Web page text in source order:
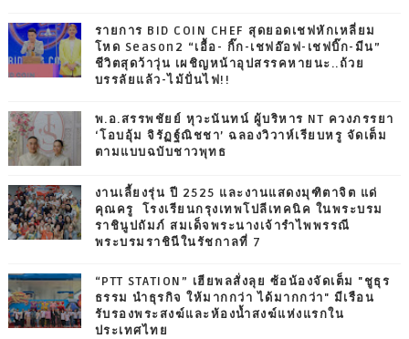
รายการ BID COIN CHEF สุดยอดเชฟหักเหลี่ยม
โหด Season2 “เอื้อ- กิ๊ก-เชฟอ๊อฟ-เชฟบิ๊ก-มีน”
ชีวิตสุดว้าวุ่น เผชิญหน้าอุปสรรคหายนะ..ถ้วย
บรรลัยแล้ว-ไม้ปั่นไฟ!!
พ.อ.สรรพชัยย์ หุวะนันทน์ ผู้บริหาร NT ควงภรรยา
‘โอบอุ้ม จิรัฏฐ์ณิชชา’ ฉลองวิวาห์เรียบหรู จัดเต็ม
ตามแบบฉบับชาวพุทธ
งานเลี้ยงรุ่น ปี 2525 และงานแสดงมุฑิตาจิต แด่
คุณครู โรงเรียนกรุงเทพโปลีเทคนิค ในพระบรม
ราชินูปถัมภ์ สมเด็จพระนางเจ้ารำไพพรรณี
พระบรมราชินีในรัชกาลที่ 7
“PTT STATION” เฮียพลสั่งลุย ซ้อน้องจัดเต็ม "ชูธุร
ธรรม นำธุรกิจ ให้มากกว่า ได้มากกว่า" มีเรือน
รับรองพระสงฆ์และห้องน้ำสงฆ์แห่งแรกใน
ประเทศไทย